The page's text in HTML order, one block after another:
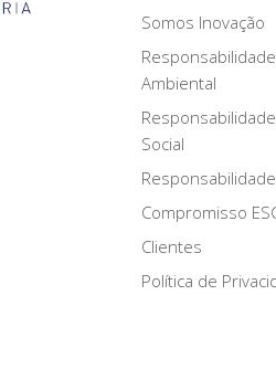
Somos Inovação
Responsabilidade
Ambiental
Responsabilidade
Social
Compromisso
Clientes
Política de